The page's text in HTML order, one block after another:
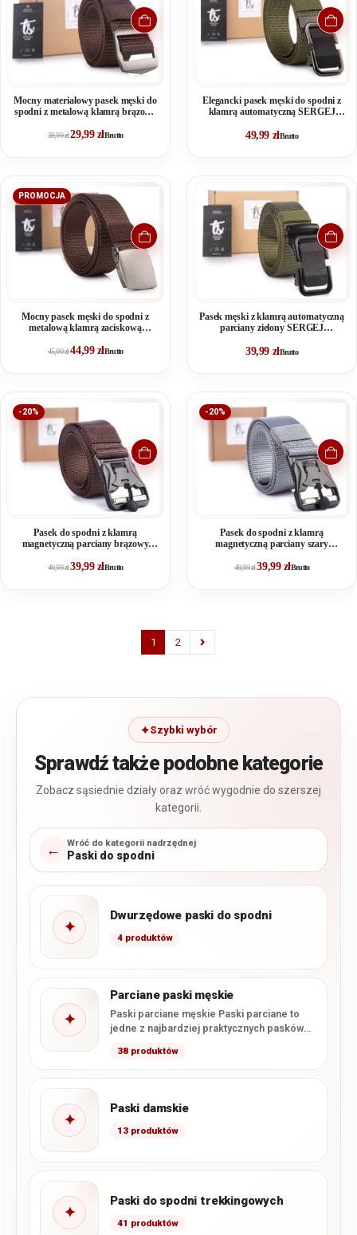
Mocny materiałowy pasek męski do
spodni z metalową klamrą brązowy
39,99zł29,99 złBrutto
Elegancki pasek męski do spodni z
klamrą automatyczną SERGEJ
49,99 złBrutto
PROMOCJA
Mocny pasek męski do spodni z
metalową klamrą zaciskową
45,00zł44,99 złBrutto
Pasek męski z klamrą automatyczną
parciany zielony SERGEJ
39,99 złBrutto
-20%
Pasek do spodni z klamrą
magnetyczną parciany brązowy
49,99zł39,99 złBrutto
-20%
Pasek do spodni z klamrą
magnetyczną parciany szary
49,99zł39,99 złBrutto
1 2
Szybki wybór
Sprawdź także podobne kategorie
Zobacz sąsiednie działy oraz wróć wygodnie do szerszej
kategorii.
← Wróć do kategorii nadrzędnej
Paski do spodni
✦
Dwurzędowe paski do spodni
4 produktów
✦
Parciane paski męskie
Paski parciane męskie Paski parciane to
jedne z najbardziej praktycznych pasków
38 produktów
✦
Paski damskie
13 produktów
✦
Paski do spodni trekkingowych
41 produktów